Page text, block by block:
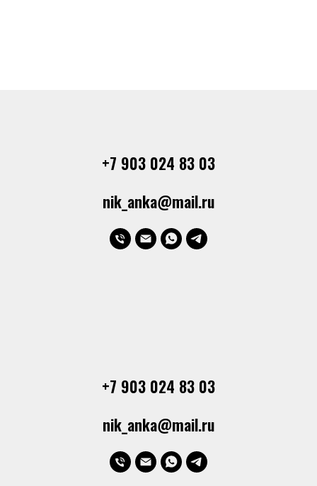
+7 903 024 83 03
nik_anka@mail.ru
+7 903 024 83 03
nik_anka@mail.ru